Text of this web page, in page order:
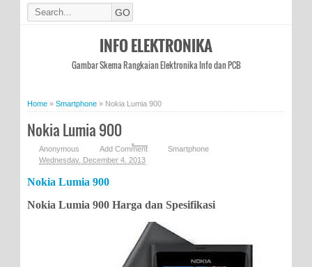
INFO ELEKTRONIKA
Gambar Skema Rangkaian Elektronika Info dan PCB
Home » Smartphone » Nokia Lumia 900
Nokia Lumia 900
Anonymous Add Comment
Smartphone
Wednesday, December 4, 2013
Nokia Lumia 900
Nokia Lumia 900 Harga dan Spesifikasi